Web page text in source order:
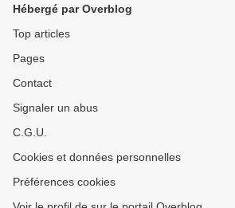
Hébergé par Overblog
Top articles
Pages
Contact
Signaler un abus
C.G.U.
Cookies et données personnelles
Préférences cookies